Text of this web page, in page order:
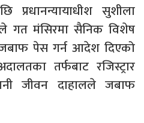
प्रधानन्यायाधीश सुशीला
गत मंसिरमा सैनिक विशेष
पेस गर्न आदेश दिएको
तर्फबाट रजिस्ट्रार
जीवन दाहालले जबाफ